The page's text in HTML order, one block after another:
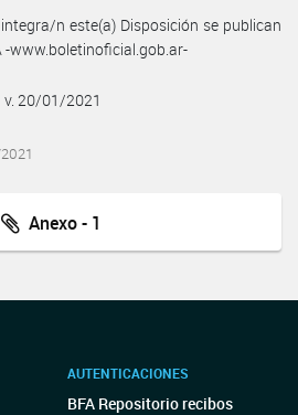
n este(a) Disposición se publican
-www.boletinoficial.gob.ar-
20/01/2021
Anexo - 1
AUTENTICACIONES
BFA Repositorio recibos